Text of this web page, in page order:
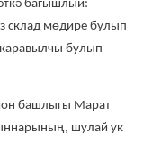
багышлый:
склад мөдире булып
булып
башлыгы Марат
шулай ук